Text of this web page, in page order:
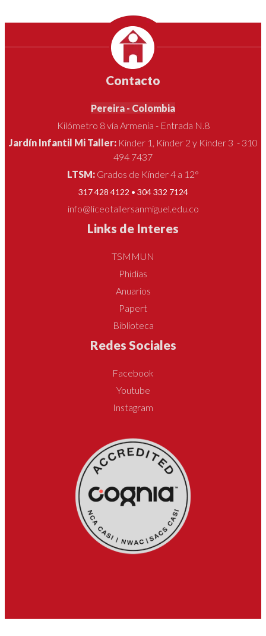
Contacto
Pereira - Colombia
Kilómetro 8 vía Armenia - Entrada N.8
Jardín Infantil Mi Taller: Kínder 1, Kínder 2 y Kínder 3 - 310
494 7437
LTSM: Grados de Kínder 4 a 12°
317 428 4122 • 304 332 7124
info@liceotallersanmiguel.edu.co
Links de Interes
TSMMUN
Phidias
Anuarios
Papert
Biblioteca
Redes Sociales
Facebook
Youtube
Instagram